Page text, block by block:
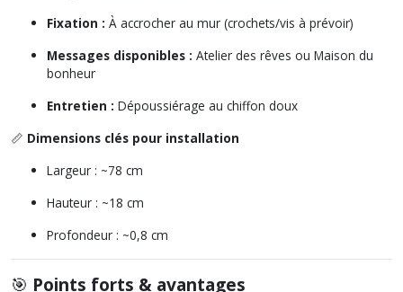
Fixation : À accrocher au mur (crochets/vis à prévoir)
Messages disponibles : Atelier des rêves ou Maison du
bonheur
Entretien : Dépoussiérage au chiffon doux
📏 Dimensions clés pour installation
Largeur : ~78 cm
Hauteur : ~18 cm
Profondeur : ~0,8 cm
🎯 Points forts & avantages